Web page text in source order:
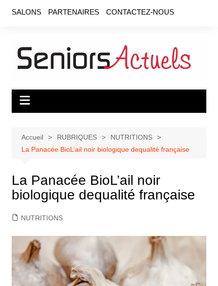
SALONS PARTENAIRES CONTACTEZ-NOUS
Accueil RUBRIQUES
NUTRITIONS
La Panacée BioL’ail noir biologique dequalité française
La Panacée BioL’ail noir
biologique dequalité française
NUTRITIONS